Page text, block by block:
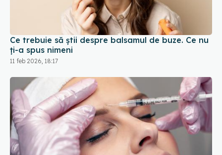
Ce trebuie să știi despre balsamul de buze. Ce nu
ți-a spus nimeni
11 feb 2026, 18:17